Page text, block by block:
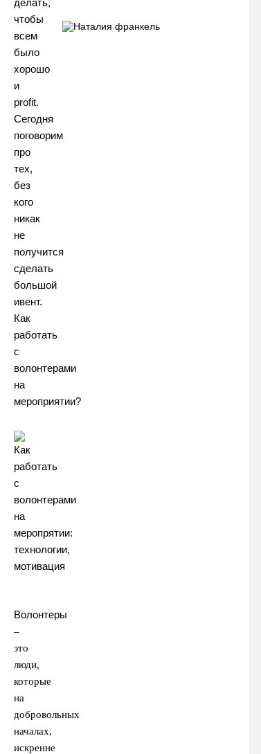
делать,
чтобы
всем
было
хорошо
и
profit.
Сегодня
поговорим
про
тех,
без
кого
никак
не
получится
сделать
большой
ивент.
Как
работать
с
волонтерами
на
мероприятии?
Волонтеры
–
это
люди,
которые
на
добровольных
началах,
искренне